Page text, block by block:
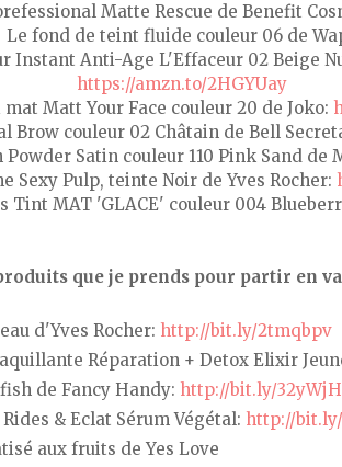
Matte Rescue de Benefit
Le fond de teint fluide couleur 06 de
Instant Anti-Age L'Effaceur 02 Beige
https://amzn.to/2HGYUay
Matt Your Face couleur 20 de Joko:
Brow couleur 02 Châtain de Bell
Powder Satin couleur 110 Pink Sand de
Sexy Pulp, teinte Noir de Yves Rocher:
Tint MAT 'GLACE' couleur 004
que je prends pour partir en
d'Yves Rocher: http://bit.ly/2tmqbpv
Réparation + Detox Elixir
de Fancy Handy: http://bit.ly/
& Eclat Sérum Végétal: http://
aux fruits de Yes Love